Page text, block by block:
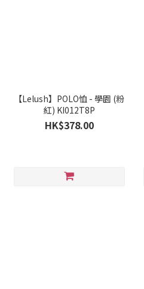
【Lelush】POLO恤 - 學園 (粉
紅) KI012T8P
HK$378.00